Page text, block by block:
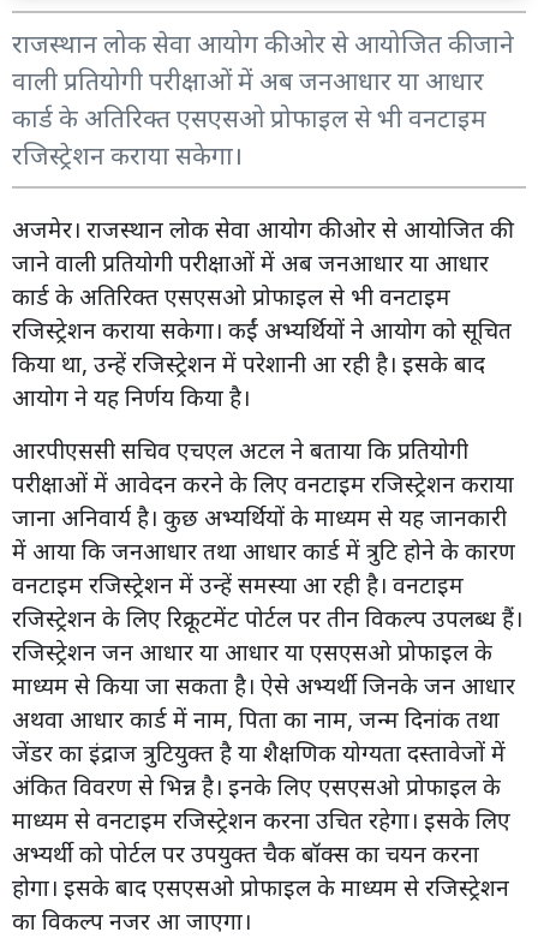
राजस्थान लोक सेवा आयोग की ओर से आयोजित की जाने
वाली प्रतियोगी परीक्षाओं में अब जनआधार या आधार
कार्ड के अतिरिक्त एसएसओ प्रोफाइल से भी वनटाइम
रजिस्ट्रेशन कराया सकेगा।
अजमेर। राजस्थान लोक सेवा आयोग की ओर से आयोजित की
जाने वाली प्रतियोगी परीक्षाओं में अब जनआधार या आधार
कार्ड के अतिरिक्त एसएसओ प्रोफाइल से भी वनटाइम
रजिस्ट्रेशन कराया सकेगा। कईं अभ्यर्थियों ने आयोग को सूचित
किया था, उन्हें रजिस्ट्रेशन में परेशानी आ रही है। इसके बाद
आयोग ने यह निर्णय किया है।
आरपीएससी सचिव एचएल अटल ने बताया कि प्रतियोगी
परीक्षाओं में आवेदन करने के लिए वनटाइम रजिस्ट्रेशन कराया
जाना अनिवार्य है। कुछ अभ्यर्थियों के माध्यम से यह जानकारी
में आया कि जनआधार तथा आधार कार्ड में त्रुटि होने के कारण
वनटाइम रजिस्ट्रेशन में उन्हें समस्या आ रही है। वनटाइम
रजिस्ट्रेशन के लिए रिक्रूटमेंट पोर्टल पर तीन विकल्प उपलब्ध हैं।
रजिस्ट्रेशन जन आधार या आधार या एसएसओ प्रोफाइल के
माध्यम से किया जा सकता है। ऐसे अभ्यर्थी जिनके जन आधार
अथवा आधार कार्ड में नाम, पिता का नाम, जन्म दिनांक तथा
जेंडर का इंद्राज त्रुटियुक्त है या शैक्षणिक योग्यता दस्तावेजों में
अंकित विवरण से भिन्न है। इनके लिए एसएसओ प्रोफाइल के
माध्यम से वनटाइम रजिस्ट्रेशन करना उचित रहेगा। इसके लिए
अभ्यर्थी को पोर्टल पर उपयुक्त चैक बॉक्स का चयन करना
होगा। इसके बाद एसएसओ प्रोफाइल के माध्यम से रजिस्ट्रेशन
का विकल्प नजर आ जाएगा।